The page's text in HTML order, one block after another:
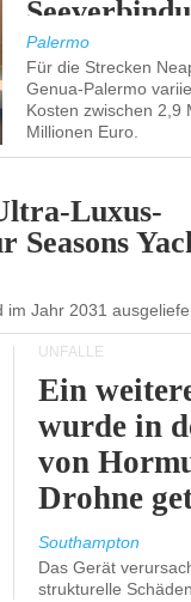
Palermo
Für die Strecken
Genua-Palermo
Kosten zwischen 2,9
Millionen Euro.
Luxus-
im Jahr 2031
UNFÄLLE
Ein
wurde in
von
Drohne
Southampton
Das Gerät
strukturelle